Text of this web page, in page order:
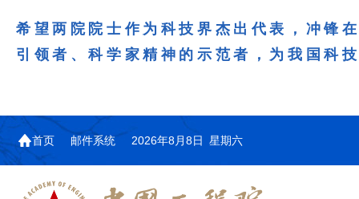
希望两院院士作为科技界杰出代表，冲锋
引领者、科学家精神的示范者，为我国科
首页 邮件系统 2026年8月8日 星期六